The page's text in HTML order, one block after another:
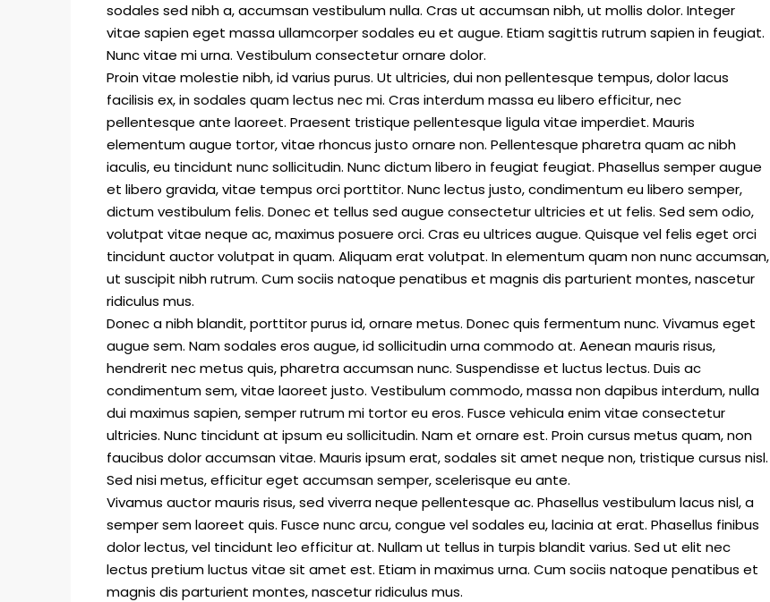
sodales sed nibh a, accumsan vestibulum nulla. Cras ut accumsan nibh, ut mollis dolor. Integer
vitae sapien eget massa ullamcorper sodales eu et augue. Etiam sagittis rutrum sapien in feugiat.
Nunc vitae mi urna. Vestibulum consectetur ornare dolor.
Proin vitae molestie nibh, id varius purus. Ut ultricies, dui non pellentesque tempus, dolor lacus
facilisis ex, in sodales quam lectus nec mi. Cras interdum massa eu libero efficitur, nec
pellentesque ante laoreet. Praesent tristique pellentesque ligula vitae imperdiet. Mauris
elementum augue tortor, vitae rhoncus justo ornare non. Pellentesque pharetra quam ac nibh
iaculis, eu tincidunt nunc sollicitudin. Nunc dictum libero in feugiat feugiat. Phasellus semper augue
et libero gravida, vitae tempus orci porttitor. Nunc lectus justo, condimentum eu libero semper,
dictum vestibulum felis. Donec et tellus sed augue consectetur ultricies et ut felis. Sed sem odio,
volutpat vitae neque ac, maximus posuere orci. Cras eu ultrices augue. Quisque vel felis eget orci
tincidunt auctor volutpat in quam. Aliquam erat volutpat. In elementum quam non nunc accumsan,
ut suscipit nibh rutrum. Cum sociis natoque penatibus et magnis dis parturient montes, nascetur
ridiculus mus.
Donec a nibh blandit, porttitor purus id, ornare metus. Donec quis fermentum nunc. Vivamus eget
augue sem. Nam sodales eros augue, id sollicitudin urna commodo at. Aenean mauris risus,
hendrerit nec metus quis, pharetra accumsan nunc. Suspendisse et luctus lectus. Duis ac
condimentum sem, vitae laoreet justo. Vestibulum commodo, massa non dapibus interdum, nulla
dui maximus sapien, semper rutrum mi tortor eu eros. Fusce vehicula enim vitae consectetur
ultricies. Nunc tincidunt at ipsum eu sollicitudin. Nam et ornare est. Proin cursus metus quam, non
faucibus dolor accumsan vitae. Mauris ipsum erat, sodales sit amet neque non, tristique cursus nisl.
Sed nisi metus, efficitur eget accumsan semper, scelerisque eu ante.
Vivamus auctor mauris risus, sed viverra neque pellentesque ac. Phasellus vestibulum lacus nisl, a
semper sem laoreet quis. Fusce nunc arcu, congue vel sodales eu, lacinia at erat. Phasellus finibus
dolor lectus, vel tincidunt leo efficitur at. Nullam ut tellus in turpis blandit varius. Sed ut elit nec
lectus pretium luctus vitae sit amet est. Etiam in maximus urna. Cum sociis natoque penatibus et
magnis dis parturient montes, nascetur ridiculus mus.